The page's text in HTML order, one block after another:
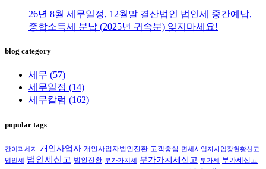
26년 8월 세무일정, 12월말 결산법인 법인세 중간예납,
종합소득세 분납 (2025년 귀속분) 잊지마세요!
blog category
세무 (57)
세무일정 (14)
세무칼럼 (162)
popular tags
간이과세자 개인사업자 개인사업자법인전환 고객중심 면세사업자사업장현황신고
법인세
법인세신고 법인전환 부가가치세 부가가치세신고 부가세
부가세신고